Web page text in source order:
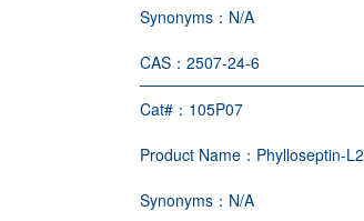
Synonyms： N/A
CAS：2507-24-6
Cat#： 105P07
Product Name： Phylloseptin-L2
Synonyms： N/A